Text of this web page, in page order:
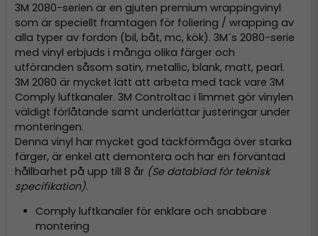
3M 2080-serien är en gjuten premium wrappingvinyl
som är speciellt framtagen för foliering / wrapping av
alla typer av fordon (bil, båt, mc, kök). 3M´s 2080-serie
med vinyl erbjuds i många olika färger och
utföranden såsom satin, metallic, blank, matt, pearl.
3M 2080 är mycket lätt att arbeta med tack vare 3M
Comply luftkanaler. 3M Controltac i limmet gör vinylen
väldigt förlåtande samt underlättar justeringar under
monteringen.
Denna vinyl har mycket god täckförmåga över starka
färger, är enkel att demontera och har en förväntad
hållbarhet på upp till 8 år (Se datablad för teknisk
specifikation).
Comply luftkanaler för enklare och snabbare
montering